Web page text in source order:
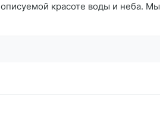
красоте воды и неба. Мы